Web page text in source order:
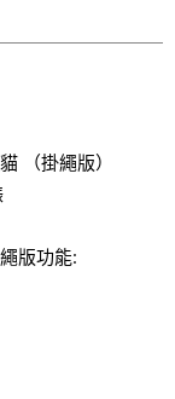
（掛繩版）
版功能: